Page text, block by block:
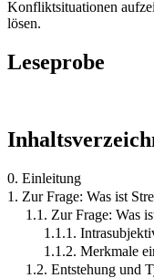
Konfliktsituationen
lösen.
Leseprobe
0. Einleitung
1. Zur Frage: Was ist
1.1. Zur Frage: Was
1.1.1.
1.1.2. Merkmale
1.2. Entstehung und